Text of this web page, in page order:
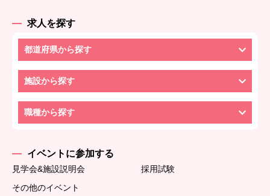
求人を探す
都道府県から探す
施設から探す
職種から探す
イベントに参加する
見学会&施設説明会
採用試験
その他のイベント